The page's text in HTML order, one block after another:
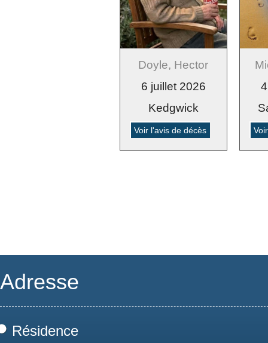
Doyle, Hector
6 juillet 2026
Kedgwick
Voir l'avis de décès
Adresse
Résidence